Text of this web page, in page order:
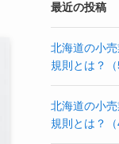
最近の投稿
北海道の小
規則とは？（
北海道の小
規則とは？（